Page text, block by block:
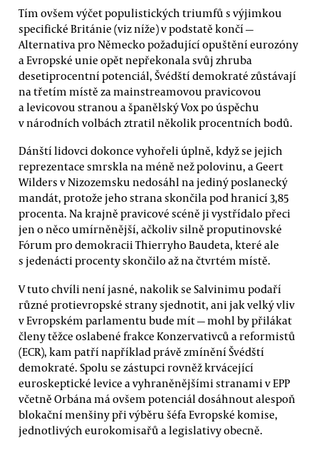
Tím ovšem výčet populistických triumfů s výjimkou
specifické Británie (viz níže) v podstatě končí —
Alternativa pro Německo požadující opuštění eurozóny
a Evropské unie opět nepřekonala svůj zhruba
desetiprocentní potenciál, Švédští demokraté zůstávají
na třetím místě za mainstreamovou pravicovou
a levicovou stranou a španělský Vox po úspěchu
v národních volbách ztratil několik procentních bodů.
Dánští lidovci dokonce vyhořeli úplně, když se jejich
reprezentace smrskla na méně než polovinu, a Geert
Wilders v Nizozemsku nedosáhl na jediný poslanecký
mandát, protože jeho strana skončila pod hranicí 3,85
procenta. Na krajně pravicové scéně ji vystřídalo přeci
jen o něco umírněnější, ačkoliv silně proputinovské
Fórum pro demokracii Thierryho Baudeta, které ale
s jedenácti procenty skončilo až na čtvrtém místě.
V tuto chvíli není jasné, nakolik se Salvinimu podaří
různé protievropské strany sjednotit, ani jak velký vliv
v Evropském parlamentu bude mít — mohl by přilákat
členy těžce oslabené frakce Konzervativců a reformistů
(ECR), kam patří například právě zmínění Švédští
demokraté. Spolu se zástupci rovněž krvácející
euroskeptické levice a vyhraněnějšími stranami v EPP
včetně Orbána má ovšem potenciál dosáhnout alespoň
blokační menšiny při výběru šéfa Evropské komise,
jednotlivých eurokomisařů a legislativy obecně.